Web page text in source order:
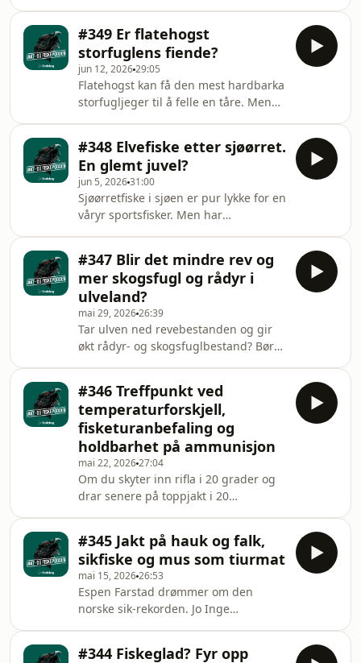
information.
Breisjøberget svarer, mens
fiskeekspert Espen Farstad går
gjennom vedlikehold av fiskeutstyret.
Programleder er Trond Gunnar
Skillingstad. Hosted on Acast. See
acast.com/privacy for more
information.
#349 Er flatehogst
storfuglens fiende?
jun 12, 202629:05
Flatehogst kan få den mest hardbarka
storfugljeger til å felle en tåre. Men
flatehogst? Per Wegge vet mer enn de
fleste etter tiår med forskning på
Varaldskogen. Overrasket ble han
også. I studio samtaler han med Jo
Inge Breisjøberget (Statskog), Espen
Farstad (NJFF) og Trond Gunnar
Skillingstad (Statskog). Hosted on
Acast. Se
#348 Elvefiske etter sjøørret.
En glemt juvel?
jun 5, 202631:00
Sjøørretfiske i sjøen er pur lykke for en
våryr sportsfisker. Men har
blir med fiskeekspert Steinar Paulsen
opp i elva på jakt etter sjøørreten. I
studio hører du også Jo Inge
Breisjøberget (Statskog), Espen
Farstad (NJFF) og Trond Gunnar
Skillingstad (Statskog). Hosted on
Acast. See acast.com/privacy for more
information.
#347 Blir det mindre rev og
mer skogsfugl og rådyr i
ulveland?
mai 29, 202626:39
Tar ulven ned revebestanden og gir
økt rådyr- og skogsfuglbestand? Bør
dessuten også på litt bistand til
riflekjøp til en rimelig ivrig tiåring. I
studio hører du som vanlig
kunstnersjel Espen Farstad,
rypedoktor Jo Inge Breisjøberget og
musikksjef Trond Gunnar Skillingstad.
Hosted on Acast. See
acast.com/privacy for more inform
#346 Treffpunkt ved
temperaturforskjell,
fisketuranbefaling og
holdbarhet på ammunisjon
mai 22, 202627:04
Om du skyter inn rifla i 20 grader og
drar senere på toppjakt i 20
våpenkunnskap i ukens episode,
Espen Farstad byr på
fisketuranbefaling og Trond Gunnar
Skillingstad byr på lytternes spørsmål.
Hosted on Acast. See
acast.com/privacy for more
information.
#345 Jakt på hauk og falk,
sikfiske og mus som tiurmat
mai 15, 202626:53
Espen Farstad drømmer om den
norske sik-rekorden. Jo Inge
Gunnar Skillingstad slipper lytternes
#344 Fiskeglad? Fyr opp